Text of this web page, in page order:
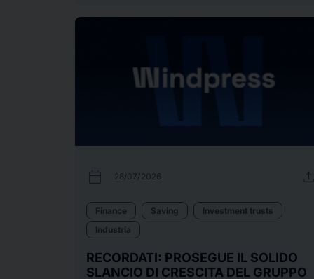
calendar_today 28/07/2026
Finance Saving
Investment trusts
Industria
RECORDATI: PROSEGUE IL SOLIDO
SLANCIO DI CRESCITA DEL GRUPPO